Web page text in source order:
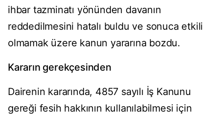
ihbar tazminatı yönünden davanın
reddedilmesini hatalı buldu ve sonuca etkili
olmamak üzere kanun yararına bozdu.
Kararın gerekçesinden
Dairenin kararında, 4857 sayılı İş Kanunu
gereği fesih hakkının kullanılabilmesi için